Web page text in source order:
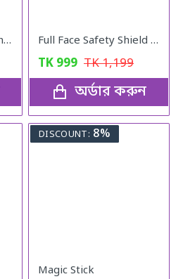
Kitchen Knife Sharpener Full Face Safety Shield with Filter
TK 999 TK1,199
অর্ডার করুন
DISCOUNT: 8%
Magic Stick